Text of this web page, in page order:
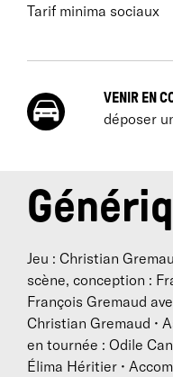
Tarif minima sociaux
VENIR EN
déposer
Jeu : Christian
scène, conception :
François Gremaud
Christian Gremaud •
en tournée : Odile
Élima Héritier •